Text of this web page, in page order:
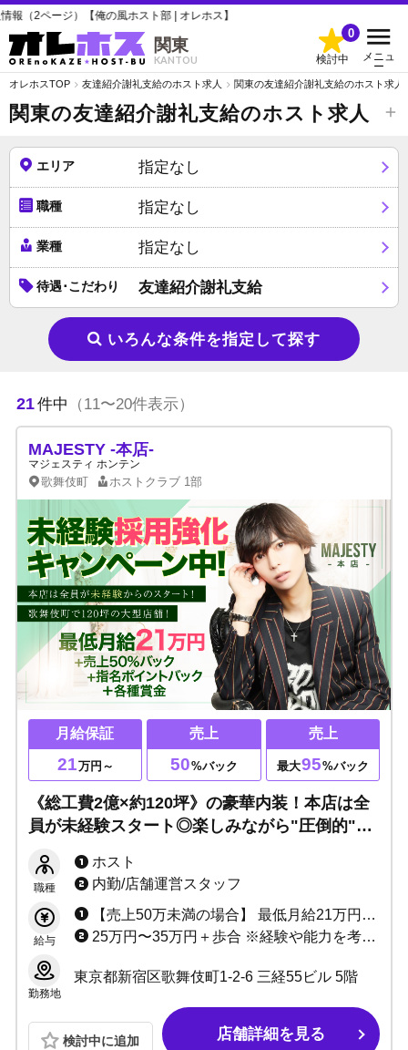
の風ホスト部 | オレホス】
関東
KANTOU 検討中
0
メニュ
ー
オレホスTOP 友達紹介謝礼支給のホスト求人 関東の友達紹介謝礼支給のホスト求人
関東の友達紹介謝礼支給のホスト求人
エリア 指定なし
職種 指定なし
業種 指定なし
待遇･こだわり 友達紹介謝礼支給
いろんな条件を指定して探す
21件中 （11〜20件表示）
MAJESTY -本店-
マジェスティ ホンテン
歌舞伎町 ホストクラブ 1部
月給保証
21万円～
売上
50%バック
売上
最大95%バック
《総工費2億×約120坪》の豪華内装！本店は全
員が未経験スタート◎楽しみながら"圧倒的"に
職種
ホスト
内勤/店舗運営スタッフ
給与
【売上50万未満の場合】 最低月給21万円+売上50%バック+指名ポイントバック＋各種賞金 【売上50万以上の場合】 売上最低50%〜最大94.7%バック+指名ポイントバック+ボーナス＋各種賞金
25万円〜35万円＋歩合 ※経験や能力を考慮して決定致します
勤務地
東京都新宿区歌舞伎町1-2-6 三経55ビル 5階
検討中に追加 店舗詳細を見る